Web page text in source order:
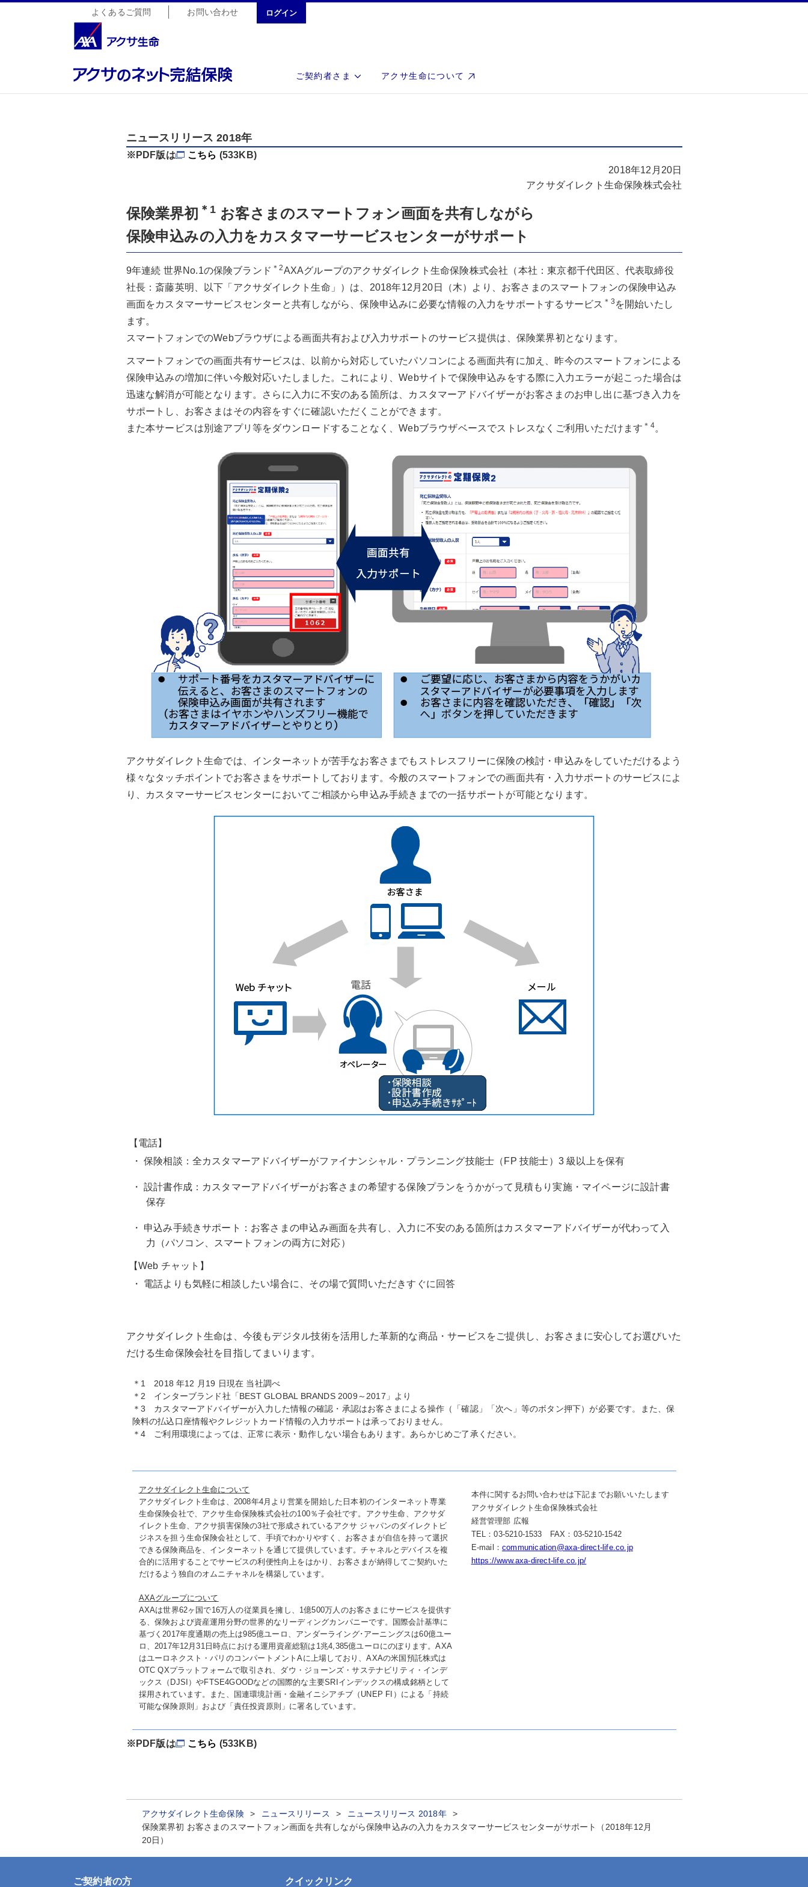
よくあるご質問 お問い合わせ ログイン
ご契約者さま アクサ生命について
ニュースリリース 2018年
※PDF版は こちら (533KB)
2018年12月20日
アクサダイレクト生命保険株式会社
保険業界初 ＊1お客さまのスマートフォン画面を共有しながら
保険申込みの入力をカスタマーサービスセンターがサポート
9年連続 世界No.1の保険ブランド ＊2AXAグループのアクサダイレクト生命保険株式会社（本社：東京都千代田区、代表取締役
社長：斎藤英明、以下「アクサダイレクト生命」）は、2018年12月20日（木）より、お客さまのスマートフォンの保険申込み
画面をカスタマーサービスセンターと共有しながら、保険申込みに必要な情報の入力をサポートするサービス ＊3 を開始いたし
ます。
スマートフォンでのWebブラウザによる画面共有および入力サポートのサービス提供は、保険業界初となります。
スマートフォンでの画面共有サービスは、以前から対応していたパソコンによる画面共有に加え、昨今のスマートフォンによる
保険申込みの増加に伴い今般対応いたしました。これにより、Webサイトで保険申込みをする際に入力エラーが起こった場合は
迅速な解消が可能となります。さらに入力に不安のある箇所は、カスタマーアドバイザーがお客さまのお申し出に基づき入力を
サポートし、お客さまはその内容をすぐに確認いただくことができます。
また本サービスは別途アプリ等をダウンロードすることなく、Webブラウザベースでストレスなくご利用いただけます ＊4。
アクサダイレクト生命では、インターネットが苦手なお客さまでもストレスフリーに保険の検討・申込みをしていただけるよう
様々なタッチポイントでお客さまをサポートしております。今般のスマートフォンでの画面共有・入力サポートのサービスによ
り、カスタマーサービスセンターにおいてご相談から申込み手続きまでの一括サポートが可能となります。
【電話】
・ 保険相談：全カスタマーアドバイザーがファイナンシャル・プランニング技能士（FP 技能士）3 級以上を保有
・ 設計書作成：カスタマーアドバイザーがお客さまの希望する保険プランをうかがって見積もり実施・マイページに設計書
保存
・ 申込み手続きサポート：お客さまの申込み画面を共有し、入力に不安のある箇所はカスタマーアドバイザーが代わって入
力（パソコン、スマートフォンの両方に対応）
【Web チャット】
・ 電話よりも気軽に相談したい場合に、その場で質問いただきすぐに回答
アクサダイレクト生命は、今後もデジタル技術を活用した革新的な商品・サービスをご提供し、お客さまに安心してお選びいた
だける生命保険会社を目指してまいります。
＊1 2018 年12 月19 日現在 当社調べ
＊2 インターブランド社「BEST GLOBAL BRANDS 2009～2017」より
＊3 カスタマーアドバイザーが入力した情報の確認・承認はお客さまによる操作（「確認」「次へ」等のボタン押下）が必要です。また、保
険料の払込口座情報やクレジットカード情報の入力サポートは承っておりません。
＊4 ご利用環境によっては、正常に表示・動作しない場合もあります。あらかじめご了承ください。
アクサダイレクト生命について
アクサダイレクト生命は、2008年4月より営業を開始した日本初のインターネット専業
生命保険会社で、アクサ生命保険株式会社の100％子会社です。アクサ生命、アクサダ
イレクト生命、アクサ損害保険の3社で形成されているアクサ ジャパンのダイレクトビ
ジネスを担う生命保険会社として、手頃でわかりやすく、お客さまが自信を持って選択
できる保険商品を、インターネットを通じて提供しています。チャネルとデバイスを複
合的に活用することでサービスの利便性向上をはかり、お客さまが納得してご契約いた
だけるよう独自のオムニチャネルを構築しています。
AXAグループについて
AXAは世界62ヶ国で16万人の従業員を擁し、1億500万人のお客さまにサービスを提供す
る、保険および資産運用分野の世界的なリーディングカンパニーです。国際会計基準に
基づく2017年度通期の売上は985億ユーロ、アンダーライング･アーニングスは60億ユー
ロ、2017年12月31日時点における運用資産総額は1兆4,385億ユーロにのぼります。AXA
はユーロネクスト・パリのコンパートメントAに上場しており、AXAの米国預託株式は
OTC QXプラットフォームで取引され、ダウ・ジョーンズ・サステナビリティ・インデ
ックス（DJSI）やFTSE4GOODなどの国際的な主要SRIインデックスの構成銘柄として
採用されています。また、国連環境計画・金融イニシアチブ（UNEP FI）による「持続
可能な保険原則」および「責任投資原則」に署名しています。
本件に関するお問い合わせは下記までお願いいたします
アクサダイレクト生命保険株式会社
経営管理部 広報
TEL：03-5210-1533 FAX：03-5210-1542
E-mail： communication@axa-direct-life.co.jp
https://www.axa-direct-life.co.jp/
※PDF版は こちら (533KB)
アクサダイレクト生命保険 ニュースリリース
ニュースリリース 2018年
保険業界初 お客さまのスマートフォン画面を共有しながら保険申込みの入力をカスタマーサービスセンターがサポート（2018年12月
20日）
ご契約者の方 クイックリンク